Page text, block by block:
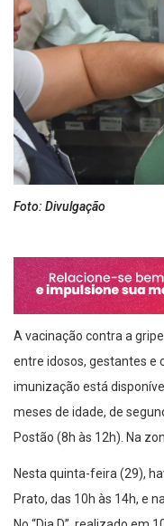
Foto: Divulgação
A vacinação contra a
entre idosos, gestantes e
imunização está
meses de idade, de
Postão (8h às 12h). Na
Nesta quinta-feira (29),
Prato, das 10h às 14h, e